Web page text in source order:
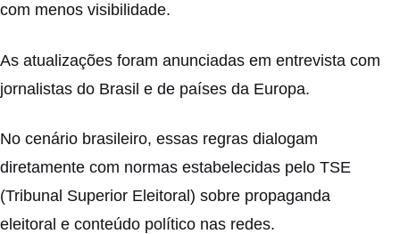
com menos visibilidade.
As atualizações foram anunciadas em entrevista com
jornalistas do Brasil e de países da Europa.
No cenário brasileiro, essas regras dialogam
diretamente com normas estabelecidas pelo TSE
(Tribunal Superior Eleitoral) sobre propaganda
eleitoral e conteúdo político nas redes.